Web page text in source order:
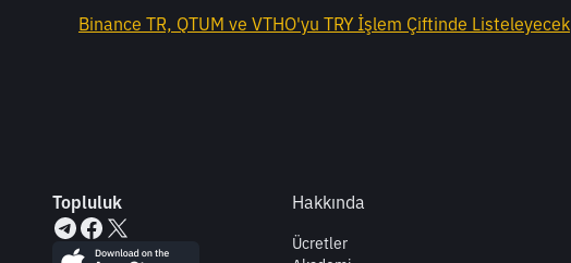
Binance TR, QTUM ve VTHO'yu TRY İşlem Çiftinde Listeleyecek
Topluluk Hakkında
Ücretler